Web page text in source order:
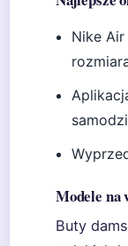
Nike
Modele na
Buty